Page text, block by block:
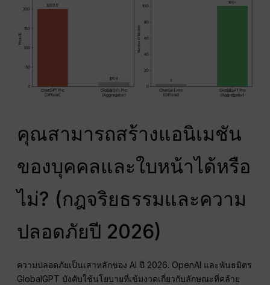
คุณสามารถสร้างแอนิเมชัน
ของบุคคลและใบหน้าได้หรือ
ไม่? (กฎจริยธรรมและความ
ปลอดภัยปี 2026)
ความปลอดภัยเป็นเสาหลักของ AI ปี 2026. OpenAI และพันธมิตร
GlobalGPT บังคับใช้นโยบายที่เข้มงวดเกี่ยวกับลักษณะที่คล้าย